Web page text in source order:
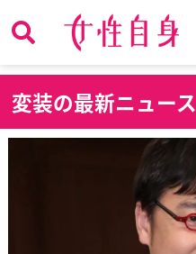
変装の最新ニュース